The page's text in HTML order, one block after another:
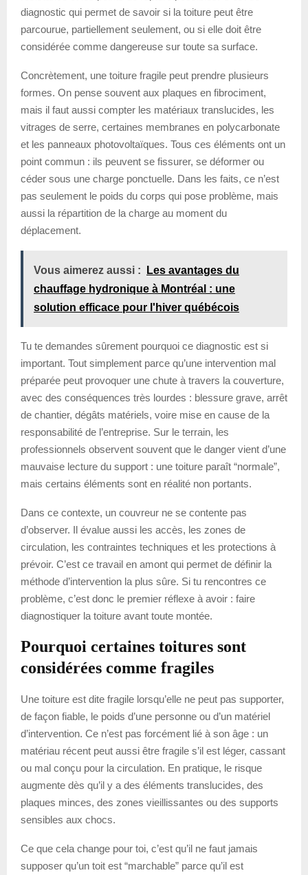
diagnostic qui permet de savoir si la toiture peut être
parcourue, partiellement seulement, ou si elle doit être
considérée comme dangereuse sur toute sa surface.
Concrètement, une toiture fragile peut prendre plusieurs
formes. On pense souvent aux plaques en fibrociment,
mais il faut aussi compter les matériaux translucides, les
vitrages de serre, certaines membranes en polycarbonate
et les panneaux photovoltaïques. Tous ces éléments ont un
point commun : ils peuvent se fissurer, se déformer ou
céder sous une charge ponctuelle. Dans les faits, ce n’est
pas seulement le poids du corps qui pose problème, mais
aussi la répartition de la charge au moment du
déplacement.
Vous aimerez aussi :
Les avantages du
chauffage hydronique à Montréal : une
solution efficace pour l'hiver québécois
Tu te demandes sûrement pourquoi ce diagnostic est si
important. Tout simplement parce qu’une intervention mal
préparée peut provoquer une chute à travers la couverture,
avec des conséquences très lourdes : blessure grave, arrêt
de chantier, dégâts matériels, voire mise en cause de la
responsabilité de l’entreprise. Sur le terrain, les
professionnels observent souvent que le danger vient d’une
mauvaise lecture du support : une toiture paraît “normale”,
mais certains éléments sont en réalité non portants.
Dans ce contexte, un couvreur ne se contente pas
d’observer. Il évalue aussi les accès, les zones de
circulation, les contraintes techniques et les protections à
prévoir. C’est ce travail en amont qui permet de définir la
méthode d’intervention la plus sûre. Si tu rencontres ce
problème, c’est donc le premier réflexe à avoir : faire
diagnostiquer la toiture avant toute montée.
Pourquoi certaines toitures sont
considérées comme fragiles
Une toiture est dite fragile lorsqu’elle ne peut pas supporter,
de façon fiable, le poids d’une personne ou d’un matériel
d’intervention. Ce n’est pas forcément lié à son âge : un
matériau récent peut aussi être fragile s’il est léger, cassant
ou mal conçu pour la circulation. En pratique, le risque
augmente dès qu’il y a des éléments translucides, des
plaques minces, des zones vieillissantes ou des supports
sensibles aux chocs.
Ce que cela change pour toi, c’est qu’il ne faut jamais
supposer qu’un toit est “marchable” parce qu’il est